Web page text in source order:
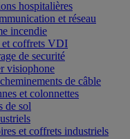
hospitalières
et réseau
incendie
et coffrets VDI
de securité
visiophone
de câble
et colonnettes
de sol
et coffrets industriels